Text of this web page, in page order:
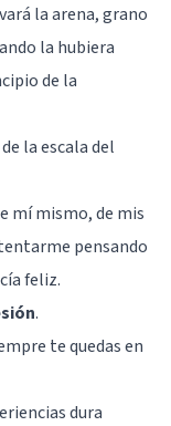
la arena, grano
la hubiera
de la
la escala del
mí mismo, de mis
pensando
feliz.
.
te quedas en
dura